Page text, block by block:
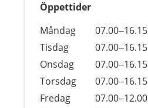
Öppettider
Dag
Öppettider
Kommentarer
Måndag
07.00–16.15
Tisdag
07.00–16.15
Onsdag
07.00–16.15
Torsdag
07.00–16.15
Fredag
07.00–12.00